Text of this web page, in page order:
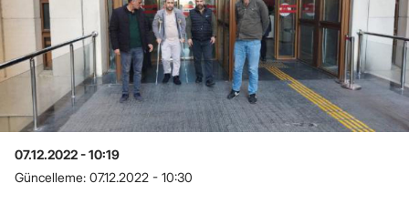
07.12.2022 - 10:19
Güncelleme: 07.12.2022 - 10:30